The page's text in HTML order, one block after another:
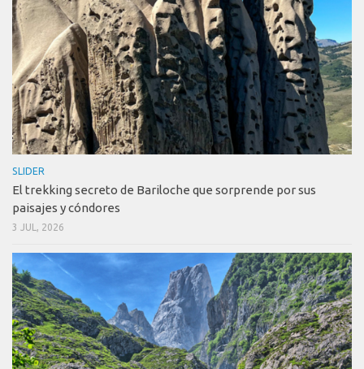
SLIDER
El trekking secreto de Bariloche que sorprende por sus
paisajes y cóndores
3 JUL, 2026